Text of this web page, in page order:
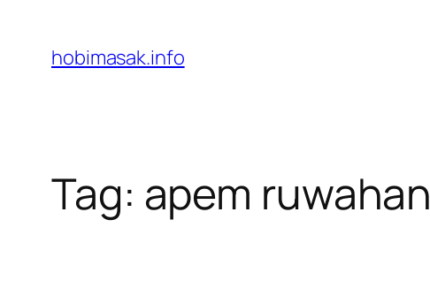
content
hobimasak.info
Tag: apem ruwahan